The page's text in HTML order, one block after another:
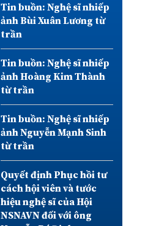
Tin buồn: Nghệ sĩ nhiếp
ảnh Bùi Xuân Lương từ
trần
Tin buồn: Nghệ sĩ nhiếp
ảnh Hoàng Kim Thành
từ trần
Tin buồn: Nghệ sĩ nhiếp
ảnh Nguyễn Mạnh Sinh
từ trần
Quyết định Phục hồi tư
cách hội viên và tước
hiệu nghệ sĩ của Hội
NSNAVN đối với ông